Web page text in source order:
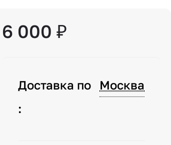
6 000 ₽
Доставка по
Москва
: